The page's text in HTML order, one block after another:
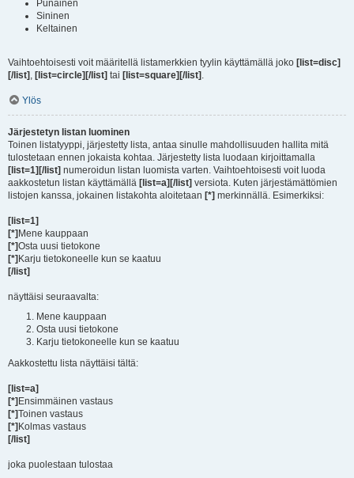
Punainen
Sininen
Keltainen
Vaihtoehtoisesti voit määritellä listamerkkien tyylin käyttämällä joko [list=disc]
[/list] [list=circle][/list] tai [list=square][/list]
Ylös
Järjestetyn listan luominen
Toinen listatyyppi, järjestetty lista, antaa sinulle mahdollisuuden hallita mitä
tulostetaan ennen jokaista kohtaa. Järjestetty lista luodaan kirjoittamalla
[list=1][/list] numeroidun listan luomista varten. Vaihtoehtoisesti voit luoda
aakkostetun listan käyttämällä [list=a][/list] versiota. Kuten järjestämättömien
listojen kanssa, jokainen listakohta aloitetaan [*] merkinnällä. Esimerkiksi:
[list=1]
[*]Mene kauppaan
[*]Osta uusi tietokone
[*]Karju tietokoneelle kun se kaatuu
[/list]
näyttäisi seuraavalta:
Mene kauppaan
Osta uusi tietokone
Karju tietokoneelle kun se kaatuu
Aakkostettu lista näyttäisi tältä:
[list=a]
[*] Ensimmäinen vastaus
[*]Toinen vastaus
[*] Kolmas vastaus
[/list]
joka puolestaan tulostaa